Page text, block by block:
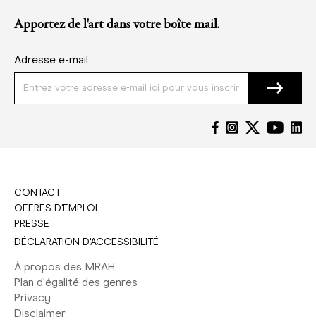
Apportez de l'art dans votre boîte mail.
Adresse e-mail
CONTACT
OFFRES D'EMPLOI
PRESSE
DÉCLARATION D'ACCESSIBILITÉ
À propos des MRAH
Plan d'égalité des genres
Privacy
Disclaimer